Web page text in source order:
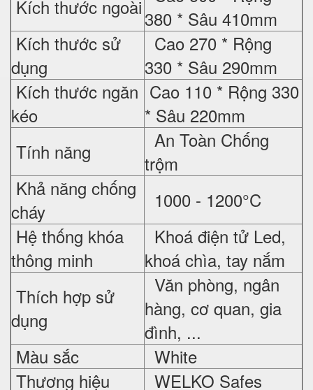
Kích thước ngoài380 * Sâu 410mm
Kích thước sử
dụng
Cao 270 * Rộng
330 * Sâu 290mm
Kích thước ngăn
kéo
Cao 110 * Rộng 330
* Sâu 220mm
Tính năng
An Toàn Chống
trộm
Khả năng chống
cháy
1000 - 1200°C
Hệ thống khóa
thông minh
Khoá điện tử Led,
khoá chìa, tay nắm
Thích hợp sử
dụng
Văn phòng, ngân
hàng, cơ quan, gia
đình, ...
Màu sắc
White
Thương hiệu
WELKO Safes